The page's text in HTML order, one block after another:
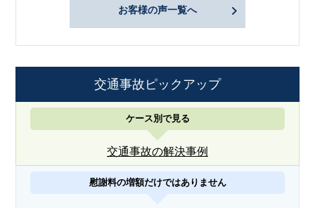
お客様の声一覧へ
交通事故ピックアップ
ケース別で見る
交通事故の解決事例
慰謝料の増額だけではありません